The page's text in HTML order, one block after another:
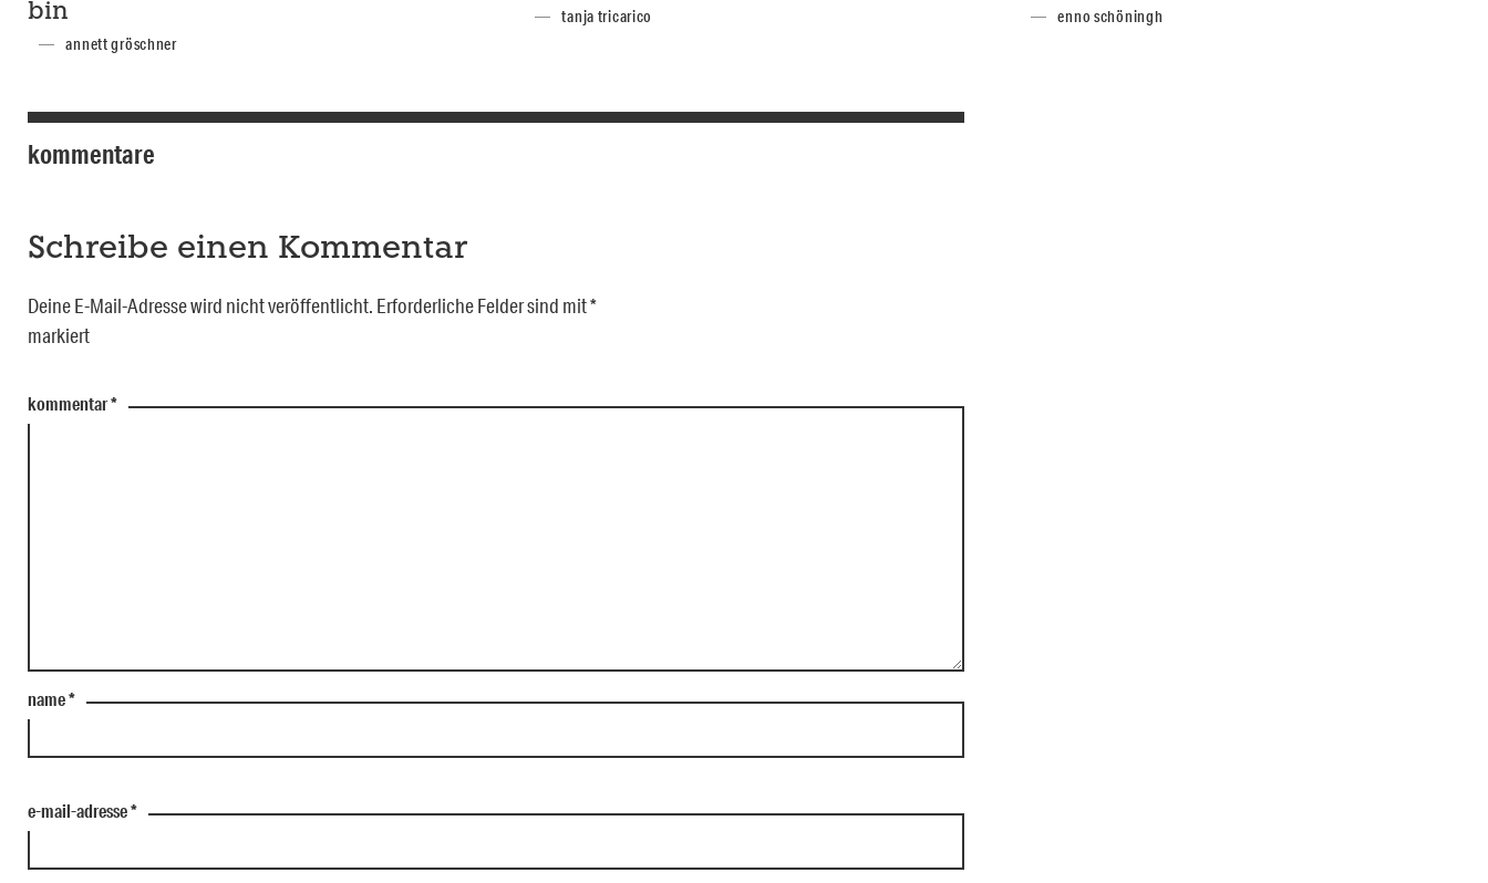
bin
annett gröschner
tanja tricarico enno schöningh
kommentare
Schreibe einen Kommentar
Deine E-Mail-Adresse wird nicht veröffentlicht. Erforderliche Felder sind mit*
markiert
kommentar*
name*
e-mail-adresse*